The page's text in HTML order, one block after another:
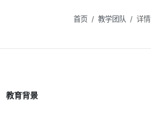
首页 教学团队 详情
教育背景